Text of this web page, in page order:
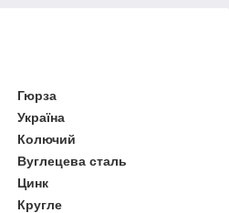
Гюрза
Україна
Колючий
Вуглецева сталь
Цинк
Кругле